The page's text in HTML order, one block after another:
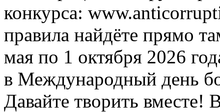
конкурса:
правила найдёте прямо
мая по 1 октября 2026
в Международный день
Давайте творить вместе!